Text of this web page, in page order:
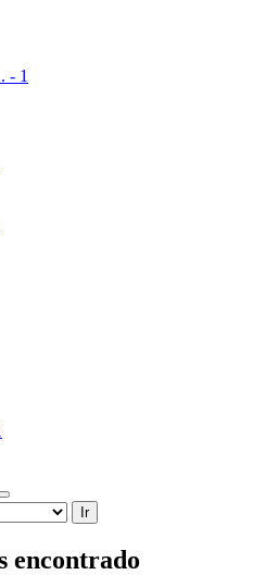
- 1
Ir
encontrado